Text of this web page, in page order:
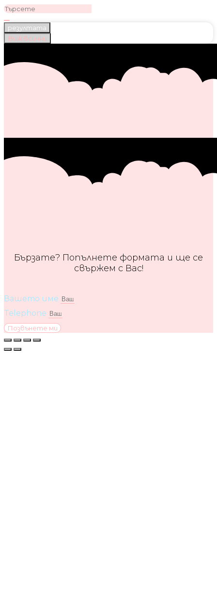
резултата
Виж всички
Бързате? Попълнете формата и ще се
свържем с Вас!
Вашето име
Telephone
Позвънете ми